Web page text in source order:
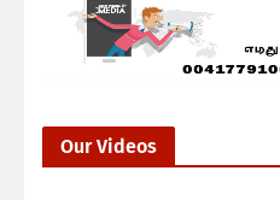
Our Videos